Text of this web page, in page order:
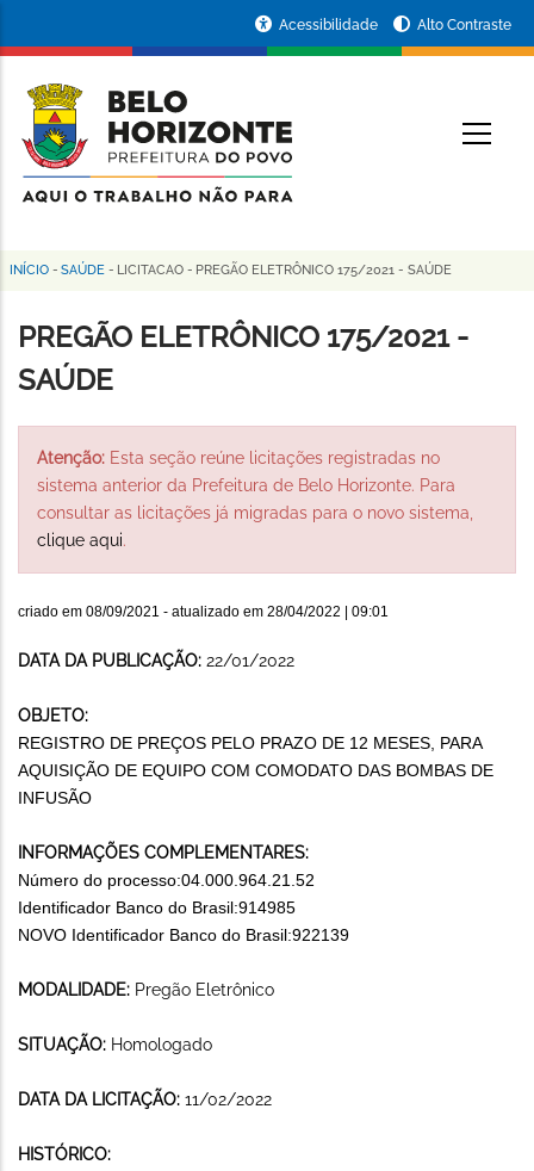
conteúdo
principal
da
Prefeitura
de
Horizonte
Acessibilidade Alto Contraste
Trilha
de
navegação
INÍCIO - SAÚDE - LICITACAO - PREGÃO ELETRÔNICO 175/2021 - SAÚDE
PREGÃO ELETRÔNICO 175/2021 -
SAÚDE
Atenção: Esta seção reúne licitações registradas no
sistema anterior da Prefeitura de Belo Horizonte. Para
consultar as licitações já migradas para o novo sistema,
clique aqui.
criado em 08/09/2021 - atualizado em 28/04/2022 | 09:01
DATA DA PUBLICAÇÃO: 22/01/2022
OBJETO:
REGISTRO DE PREÇOS PELO PRAZO DE 12 MESES, PARA
AQUISIÇÃO DE EQUIPO COM COMODATO DAS BOMBAS DE
INFUSÃO
INFORMAÇÕES COMPLEMENTARES:
Número do processo:04.000.964.21.52
Identificador Banco do Brasil:914985
NOVO Identificador Banco do Brasil:922139
MODALIDADE: Pregão Eletrônico
SITUAÇÃO: Homologado
DATA DA LICITAÇÃO: 11/02/2022
HISTÓRICO: